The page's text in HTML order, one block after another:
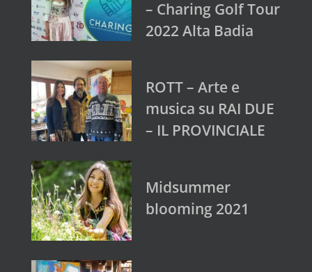
– Charing Golf Tour
2022 Alta Badia
ROTT – Arte e
musica su RAI DUE
– IL PROVINCIALE
Midsummer
blooming 2021